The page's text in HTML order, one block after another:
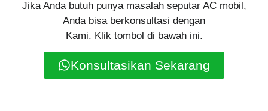
Jika Anda butuh punya masalah seputar AC mobil,
Anda bisa berkonsultasi dengan
Kami. Klik tombol di bawah ini.
Konsultasikan Sekarang